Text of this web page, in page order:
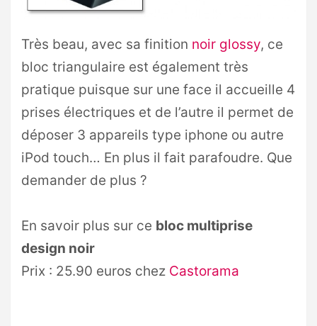
Très beau, avec sa finition noir glossy, ce
bloc triangulaire est également très
pratique puisque sur une face il accueille 4
prises électriques et de l’autre il permet de
déposer 3 appareils type iphone ou autre
iPod touch… En plus il fait parafoudre. Que
demander de plus ?
En savoir plus sur ce bloc multiprise
design noir
Prix : 25.90 euros chez Castorama